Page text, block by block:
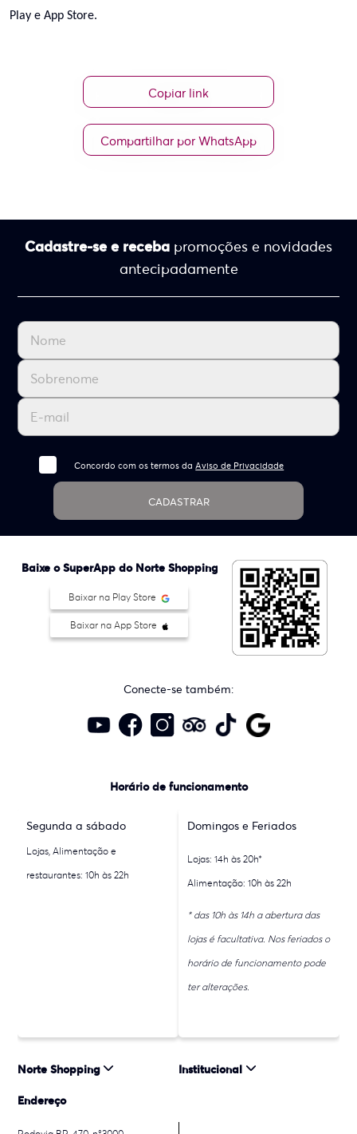
Play e App Store.
Copiar link
Compartilhar por WhatsApp
Cadastre-se e receba promoções e novidades
antecipadamente
Concordo com os termos daAviso de Privacidade
CADASTRAR
Baixe o SuperApp do Norte Shopping
Baixar na Play Store
Baixar na App Store
Conecte-se também:
Horário de funcionamento
Segunda a sábado
Lojas, Alimentação e
restaurantes: 10h às 22h
Domingos e Feriados
Lojas: 14h às 20h*
Alimentação: 10h às 22h
* das 10h às 14h a abertura das
lojas é facultativa. Nos feriados o
horário de funcionamento pode
ter alterações.
Norte Shopping Institucional
Endereço